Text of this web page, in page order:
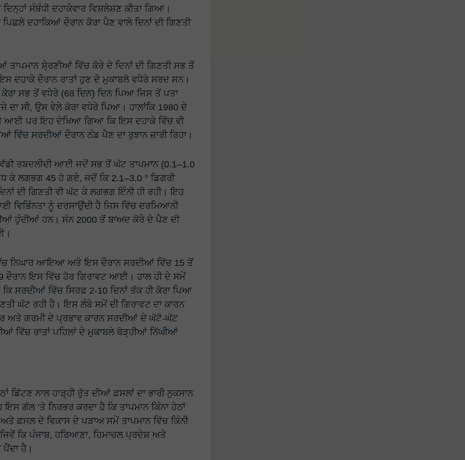
ਸੰਬੰਧੀ ਦਹਾਕੇਵਾਰ ਵਿਸ਼ਲੇਸ਼ਣ ਕੀਤਾ ਗਿਆ।
ਦਹਾਕਿਆਂ ਦੌਰਾਨ ਕੋਰਾ ਪੈਣ ਵਾਲੇ ਦਿਨਾਂ ਦੀ ਗਿਣਤੀ
ਤਾਪਮਾਨ ਸ਼ੇ੍ਰਣੀਆਂ ਵਿੱਚ ਕੋਰੇ ਦੇ ਦਿਨਾਂ ਦੀ ਗਿਣਤੀ ਸਭ ਤੋਂ
ਦਹਾਕੇ ਦੌਰਾਨ ਰਾਤਾਂ ਹੁਣ ਦੇ ਮੁਕਾਬਲੇ ਵਧੇਰੇ ਸਰਦ ਸਨ।
ਸਭ ਤੋਂ ਵਧੇਰੇ (68 ਦਿਨ) ਦਿਨ ਪਿਆ ਜਿਸ ਤੋਂ ਪਤਾ
ਸੀ, ਉਸ ਵੇਲੇ ਕੋਰਾ ਵਧੇਰੇ ਪਿਆ। ਹਾਲਾਂਕਿ 1980 ਦੇ
ਆਈ ਪਰ ਇਹ ਦੇਖਿਆ ਗਿਆ ਕਿ ਇਸ ਦਹਾਕੇ ਵਿੱਚ ਵੀ
ਵਿੱਚ ਸਰਦੀਆਂ ਦੌਰਾਨ ਠੰਡ ਪੈਣ ਦਾ ਰੁਝਾਨ ਜ਼ਾਰੀ ਰਿਹਾ।
ਤਬਦਲੀਦੀ ਆਈ ਜਦੋਂ ਸਭ ਤੋਂ ਘੱਟ ਤਾਪਮਾਨ (0.1–1.0
ਕੇ ਲਗਭਗ 45 ਹੋ ਗਏ, ਜਦੋਂ ਕਿ 2.1–3.0 ° ਡਿਗਰੀ
ਦੀ ਗਿਣਤੀ ਵੀ ਘੱਟ ਕੇ ਲਗਭਗ ਇੰਨੀ ਹੀ ਰਹੀ। ਇਹ
ਵਿਭਿੰਨਤਾ ਨੂੰ ਦਰਸਾਉਂਦੀ ਹੈ ਜਿਸ ਵਿੱਚ ਦਰਮਿਆਨੀ
ਹੁੰਦੀਆਂ ਹਨ। ਸੰਨ 2000 ਤੋਂ ਬਾਅਦ ਕੋਰੇ ਦੇ ਪੈਣ ਦੀ
ਨਿਘਾਰ ਆਇਆ ਅਤੇ ਇਸ ਦੌਰਾਨ ਸਰਦੀਆਂ ਵਿੱਚ 15 ਤੋਂ
ਦੌਰਾਨ ਇਸ ਵਿੱਚ ਹੋਰ ਗਿਰਾਵਟ ਆਈ। ਹਾਲ ਹੀ ਦੇ ਸਮੇਂ
ਸਰਦੀਆਂ ਵਿੱਚ ਸਿਰਫ 2-10 ਦਿਨਾਂ ਤੱਕ ਹੀ ਕੋਰਾ ਪਿਆ
ਘੱਟ ਰਹੀ ਹੈ। ਇਸ ਲੰਬੇ ਸਮੇਂ ਦੀ ਗਿਰਾਵਟ ਦਾ ਕਾਰਨ
ਅਤੇ ਗਰਮੀ ਦੇ ਪ੍ਰਭਾਵ ਕਾਰਨ ਸਰਦੀਆਂ ਦੇ ਘੱਟੋ-ਘੱਟ
ਵਿੱਚ ਰਾਤਾਂ ਪਹਿਲਾਂ ਦੇ ਮੁਕਾਬਲੇ ਥੋੜ੍ਹੀਆਂ ਨਿੱਘੀਆਂ
ਡਿੱਟਣ ਨਾਲ ਹਾੜ੍ਹੀ ਰੁੱਤ ਦੀਆਂ ਫ਼ਸਲਾਂ ਦਾ ਭਾਰੀ ਨੁਕਸਾਨ
ਗੱਲ ‘ਤੇ ਨਿਰਭਰ ਕਰਦਾ ਹੈ ਕਿ ਤਾਪਮਾਨ ਕਿੰਨਾ ਹੇਠਾਂ
ਫ਼ਸਲ ਦੇ ਵਿਕਾਸ ਦੇ ਪੜਾਅ ਸਮੇਂ ਤਾਪਮਾਨ ਵਿੱਚ ਕਿੰਨੀ
ਕਿ ਪੰਜਾਬ, ਹਰਿਆਣਾ, ਹਿਮਾਚਲ ਪ੍ਰਦੇਸ਼ ਅਤੇ
ਹੈ।